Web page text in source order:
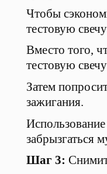
Чтобы
тестовую
Вместо того,
тестовую
Затем
зажигания.
забрызгаться
Шаг 3: